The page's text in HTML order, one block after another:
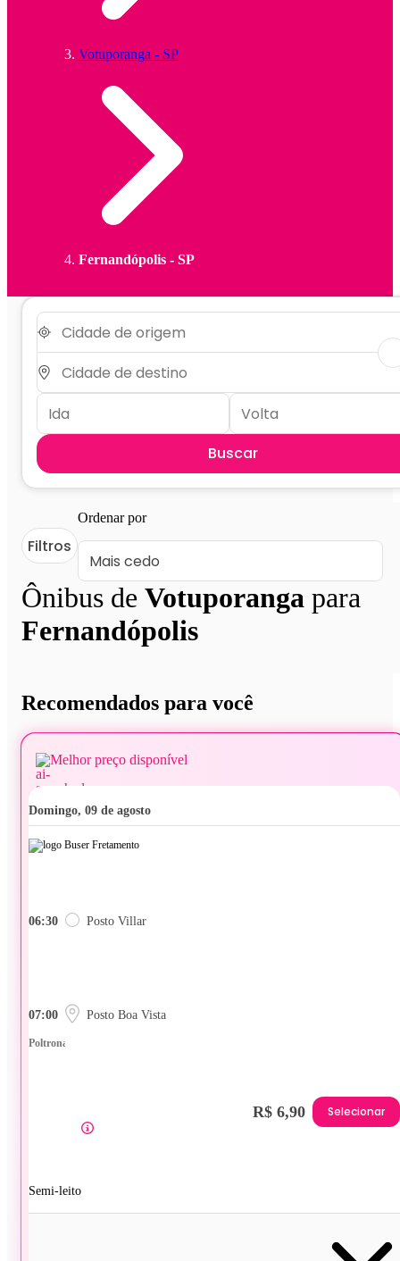
Votuporanga - SP
Fernandópolis - SP
Buscar
Ônibus de Votuporanga para
Fernandópolis
Filtros
Ordenar por
Recomendados para você
Melhor preço disponível
domingo, 09 de agosto
06:30 Posto Villar
07:00 Posto Boa Vista
Poltrona
Semi-leito
R$ 6,90 Selecionar